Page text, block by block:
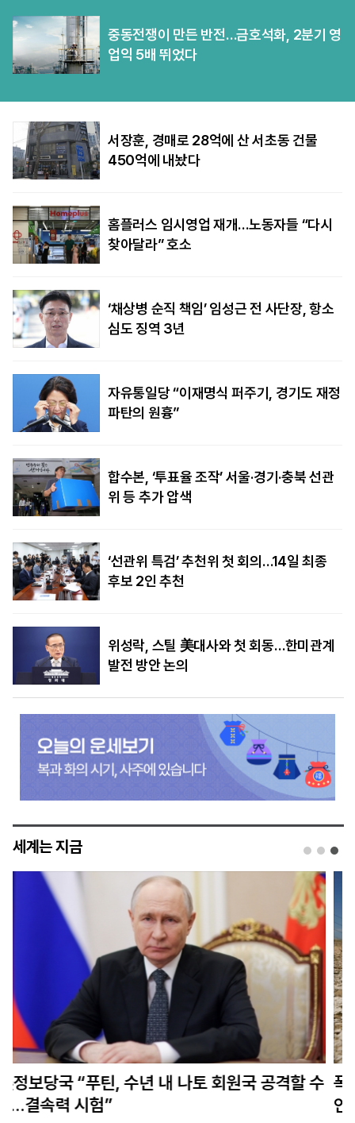
중동전쟁이 만든 반전…금호석화, 2분기 영
업익 5배 뛰었다
서장훈, 경매로 28억에 산 서초동 건물
450억에 내놨다
홈플러스 임시영업 재개…노동자들 “다시
찾아달라” 호소
‘채상병 순직 책임’ 임성근 전 사단장, 항소
심도 징역 3년
자유통일당 “이재명식 퍼주기, 경기도 재정
파탄의 원흉”
합수본, ‘투표율 조작’ 서울·경기·충북 선관
위 등 추가 압색
‘선관위 특검’ 추천위 첫 회의…14일 최종
후보 2인 추천
위성락, 스틸 美대사와 첫 회동…한미관계
발전 방안 논의
세계는 지금
폭염 속 가뭄에 유럽 경제 위기…‘물류 대동맥’ 라
인강 수위 사상 최저